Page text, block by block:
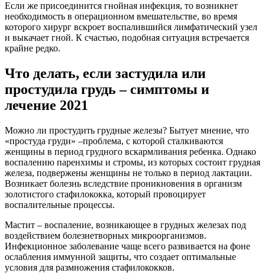
Если же присоединится гнойная инфекция, то возникнет
необходимость в операционном вмешательстве, во время
которого хирург вскроет воспалившийся лимфатический узел
и выкачает гной. К счастью, подобная ситуация встречается
крайне редко.
Что делать, если застудила или
простудила грудь – симптомы и
лечение 2021
Можно ли простудить грудные железы? Бытует мнение, что
«простуда груди» –проблема, с которой сталкиваются
женщины в период грудного вскармливания ребенка. Однако
воспалению паренхимы и стромы, из которых состоит грудная
железа, подвержены женщины не только в период лактации.
Возникает болезнь вследствие проникновения в организм
золотистого стафилококка, который провоцирует
воспалительные процессы.
Мастит – воспаление, возникающее в грудных железах под
воздействием болезнетворных микроорганизмов.
Инфекционное заболевание чаще всего развивается на фоне
ослабления иммунной защиты, что создает оптимальные
условия для размножения стафилококков.